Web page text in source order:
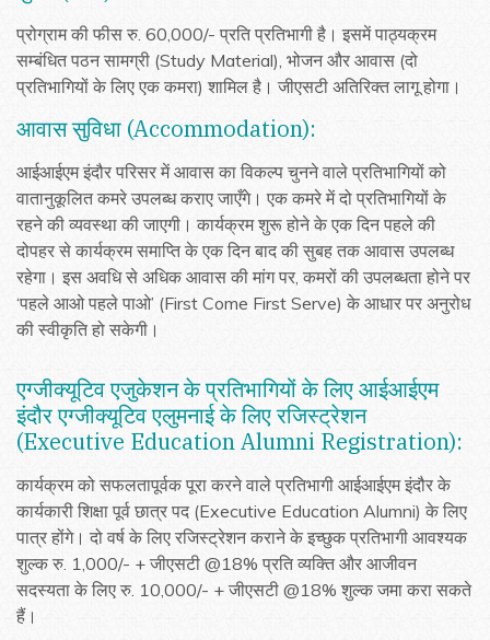
प्रोग्राम की फीस रु. 60,000/- प्रति प्रतिभागी है। इसमें पाठ्यक्रम
सम्बंधित पठन सामग्री (Study Material), भोजन और आवास (दो
प्रतिभागियों के लिए एक कमरा) शामिल है। जीएसटी अतिरिक्त लागू होगा।
आवास सुविधा (Accommodation):
आईआईएम इंदौर परिसर में आवास का विकल्प चुनने वाले प्रतिभागियों को
वातानुकूलित कमरे उपलब्ध कराए जाएँगे। एक कमरे में दो प्रतिभागियों के
रहने की व्यवस्था की जाएगी। कार्यक्रम शुरू होने के एक दिन पहले की
दोपहर से कार्यक्रम समाप्ति के एक दिन बाद की सुबह तक आवास उपलब्ध
रहेगा। इस अवधि से अधिक आवास की मांग पर, कमरों की उपलब्धता होने पर
‘पहले आओ पहले पाओ’ (First Come First Serve) के आधार पर अनुरोध
की स्वीकृति हो सकेगी।
एग्जीक्यूटिव एजुकेशन के प्रतिभागियों के लिए आईआईएम
इंदौर एग्जीक्यूटिव एलुमनाई के लिए रजिस्ट्रेशन
(Executive Education Alumni Registration):
कार्यक्रम को सफलतापूर्वक पूरा करने वाले प्रतिभागी आईआईएम इंदौर के
कार्यकारी शिक्षा पूर्व छात्र पद (Executive Education Alumni) के लिए
पात्र होंगे। दो वर्ष के लिए रजिस्ट्रेशन कराने के इच्छुक प्रतिभागी आवश्यक
शुल्क रु. 1,000/- + जीएसटी @18% प्रति व्यक्ति और आजीवन
सदस्यता के लिए रु. 10,000/- + जीएसटी @18% शुल्क जमा करा सकते
हैं।